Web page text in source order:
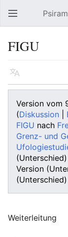
Hauptmenü öffnen Psiram
FIGU
Sprache
Version vom
(Diskussion
FIGU nach
Grenz- und
Version
(Unterschied)
Weiterleitung